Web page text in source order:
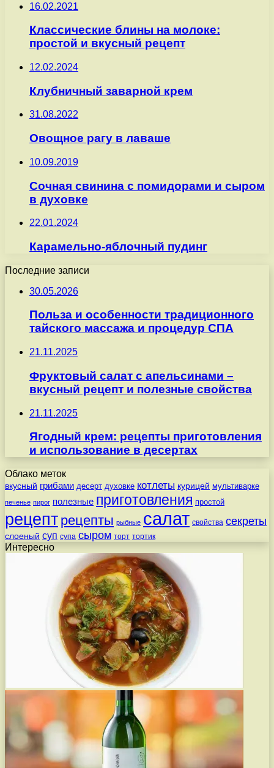
16.02.2021
Классические блины на молоке:
простой и вкусный рецепт
12.02.2024
Клубничный заварной крем
31.08.2022
Овощное рагу в лаваше
10.09.2019
Сочная свинина с помидорами и сыром
в духовке
22.01.2024
Карамельно-яблочный пудинг
Последние записи
30.05.2026
Польза и особенности традиционного
тайского массажа и процедур СПА
21.11.2025
Фруктовый салат с апельсинами –
вкусный рецепт и полезные свойства
21.11.2025
Ягодный крем: рецепты приготовления
и использование в десертах
Облако меток
вкусный грибами десерт духовке котлеты курицей мультиварке
печенье пирог полезные приготовления простой
рецепт рецепты рыбные салат свойства секреты
слоеный суп супа сыром торт тортик
Интересно